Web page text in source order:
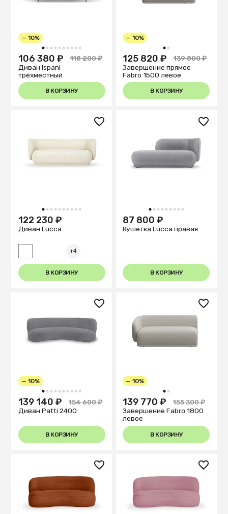
1 2 3 4 5 6 7 8 9 10
— 10%
106 380 ₽
118 200 ₽
Диван Ispani
трёхместный
В КОРЗИНУ
1 2
— 10%
125 820 ₽
139 800 ₽
Завершение прямое
Fabro 1500 левое
В КОРЗИНУ
1 2 3 4 5 6 7 8 9 10
122 230 ₽
Диван Lucca
+4
В КОРЗИНУ
1 2 3 4 5 6 7 8 9
87 800 ₽
Кушетка Lucca правая
В КОРЗИНУ
1 2 3 4 5 6 7 8 9 10
— 10%
139 140 ₽
154 600 ₽
Диван Patti 2400
В КОРЗИНУ
1 2
— 10%
139 770 ₽
155 300 ₽
Завершение Fabro 1800
левое
В КОРЗИНУ